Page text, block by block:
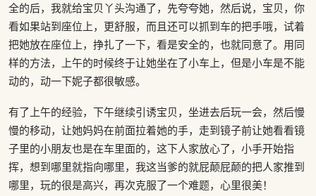
全的后，我就给宝贝丫头沟通了，先夸夸她，然后说，宝贝，你
看如果站到座位上，更舒服，而且还可以抓到车的把手哦，试着
把她放在座位上，挣扎了一下，看是安全的，也就同意了。用同
样的方法，上午的时候终于让她坐在了小车上，但是小车是不能
动的，动一下妮子都很敏感。
有了上午的经验，下午继续引诱宝贝，坐进去后玩一会，然后慢
慢的移动，让她妈妈在前面拉着她的手，走到镜子前让她看看镜
子里的小朋友也是在车里面的，这下人家放心了，小手开始指
挥，想到哪里就指向哪里，我这当爹的就屁颠屁颠的把人家推到
哪里，玩的很是高兴，再次克服了一个难题，心里很美！